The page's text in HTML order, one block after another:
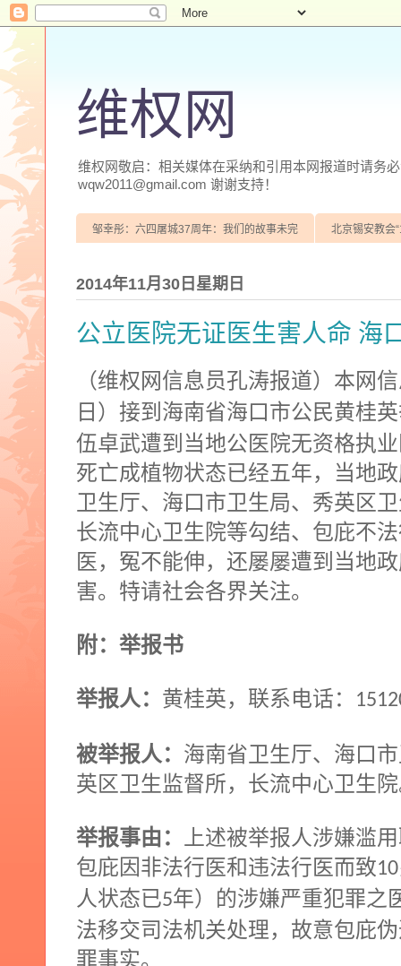
维权网
维权网敬启：相关媒体在采纳和引用本网报道时请务
wqw2011@gmail.com 谢谢支持！
邹幸彤：六四屠城37周年：我们的故事未完 北京锡安教会
2014年11月30日星期日
公立医院无证医生害人命 海
（维权网信息员孔涛报道）本网
日）接到海南省海口市公民黄桂
伍卓武遭到当地公医院无资格执
死亡成植物状态已经五年，当地
卫生厅、海口市卫生局、秀英区
长流中心卫生院等勾结、包庇不
医，冤不能伸，还屡屡遭到当地
害。特请社会各界关注。
附：举报书
举报人： 黄桂英，联系电话：
被举报人： 海南省卫生厅、海口
英区卫生监督所，长流中心卫生
举报事由： 上述被举报人涉嫌滥
包庇因非法行医和违法行医而致10
人状态已5年）的涉嫌严重犯罪之
法移交司法机关处理，故意包庇
罪事实。